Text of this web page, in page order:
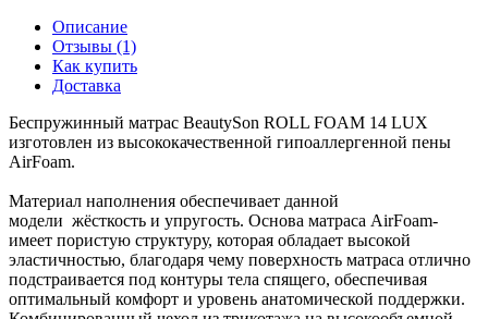
Описание
Отзывы (1)
Как купить
Доставка
Беспружинный матрас BeautySon ROLL FOAM 14 LUX
изготовлен из высококачественной гипоаллергенной пены
AirFoam.
Материал наполнения обеспечивает данной
модели жёсткость и упругость. Основа матраса AirFoam-
имеет пористую структуру, которая обладает высокой
эластичностью, благодаря чему поверхность матраса отлично
подстраивается под контуры тела спящего, обеспечивая
оптимальный комфорт и уровень анатомической поддержки.